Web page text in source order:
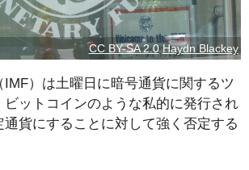
CC BY-SA 2.0 Haydn Blackey
IMF）は土曜日に暗号通貨に関するツ
ビットコインのような私的に発行され
貨にすることに対して強く否定する